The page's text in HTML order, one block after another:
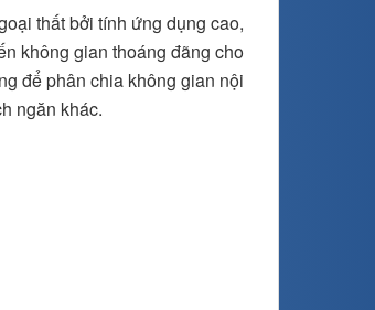
thất bởi tính ứng dụng cao,
không gian thoáng đãng cho
để phân chia không gian nội
ngăn khác.